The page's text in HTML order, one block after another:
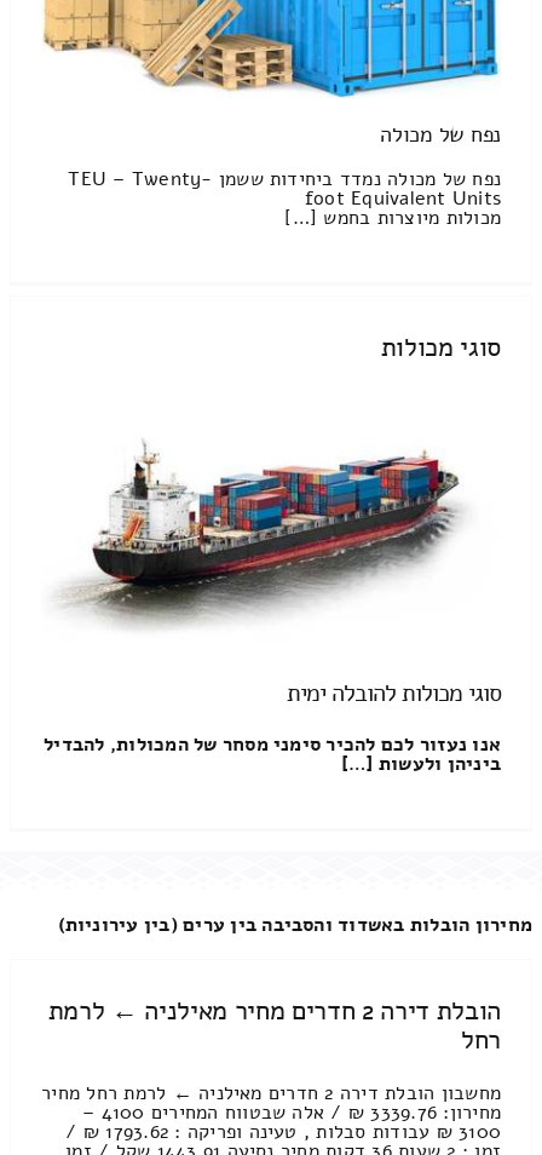
נפח של מכולה
נפח של מכולה נמדד ביחידות ששמן TEU – Twenty-
foot Equivalent Units
מכולות מיוצרות בחמש […]
סוגי מכולות
סוגי מכולות להובלה ימית
אנו נעזור לכם להכיר סימני מסחר של המכולות, להבדיל
ביניהן ולעשות […]
מחירון הובלות באשדוד והסביבה בין ערים (בין עירוניות)
הובלת דירה 2 חדרים מחיר מאילניה ← לרמת
רחל
מחשבון הובלת דירה 2 חדרים מאילניה ← לרמת רחל מחיר
מחירון: 3339.76 ₪ / אלה שבטווח המחירים 4100 –
3100 ₪ עבודות סבלות , טעינה ופריקה : 1793.62 ₪ /